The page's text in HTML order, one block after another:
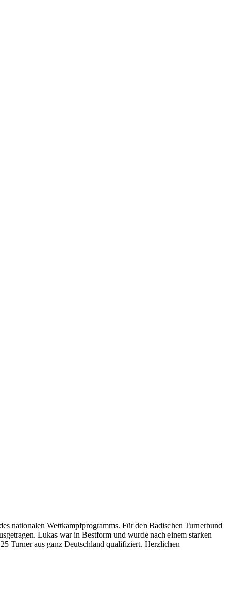
nationalen Wettkampfprogramms. Für den Badischen Turnerbund
Lukas war in Bestform und wurde nach einem starken
Turner aus ganz Deutschland qualifiziert. Herzlichen